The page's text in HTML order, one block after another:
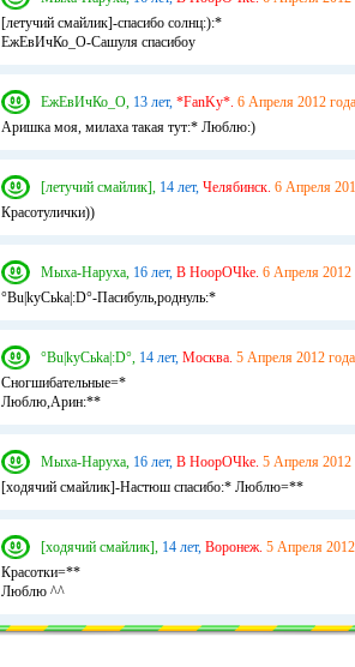
[летучий смайлик]-спасибо солнц:):*
ЕжЕвИчКо_О-Сашуля спасибоу
ЕжЕвИчКо_О, 13 лет, *FanKy*. 6 Апреля 2012
Аришка моя, милаха такая тут:* Люблю:)
[летучий смайлик], 14 лет, Челябинск. 6 Апреля
Красотулички))
Мыха-Наруха, 16 лет, В НоорОЧke. 6 Апреля 2012
°Bu|kyCьka|:D°-Пасибуль,роднуль:*
°Bu|kyCьka|:D°, 14 лет, Москва. 5 Апреля 2012
Сногшибательные=*
Люблю,Арин:**
Мыха-Наруха, 16 лет, В НоорОЧke. 5 Апреля 2012
[ходячий смайлик]-Настюш спасибо:* Люблю=**
[ходячий смайлик], 14 лет, Воронеж. 5 Апреля
Красотки=**
Люблю ^^